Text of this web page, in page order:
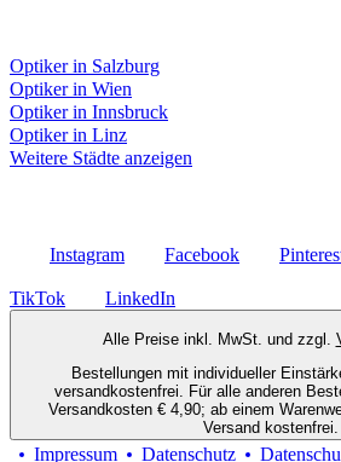
Optiker in Salzburg
Optiker in Wien
Optiker in Innsbruck
Optiker in Linz
Weitere Städte anzeigen
Instagram Facebook
TikTok LinkedIn
Alle Preise inkl. MwSt. und zzgl.
Bestellungen mit individueller
versandkostenfrei. Für alle anderen
Versandkosten € 4,90; ab einem
Versand kostenfrei.
Impressum Datenschutz